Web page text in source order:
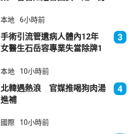
本地 6小時前
手術引流管遺病人體內12年
女醫生石岳容專業失當除牌1
3
本地 10小時前
北韓遇熱浪 官媒推喝狗肉湯
進補
4
國際 10小時前